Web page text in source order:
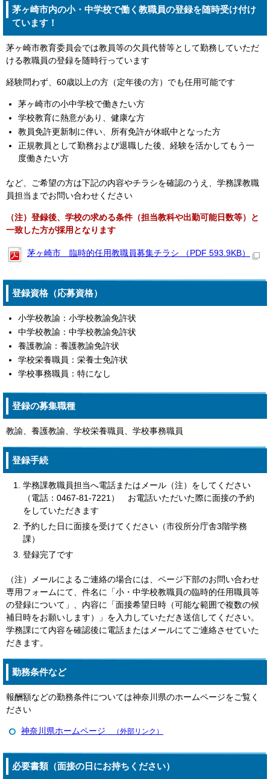
茅ヶ崎市内の小・中学校で働く教職員の登録を随時受け付け
ています！
茅ヶ崎市教育委員会では教員等の欠員代替等として勤務していただ
ける教職員の登録を随時行っています
経験問わず、60歳以上の方（定年後の方）でも任用可能です
茅ヶ崎市の小中学校で働きたい方
学校教育に熱意があり、健康な方
教員免許更新制に伴い、所有免許が休眠中となった方
正規教員として勤務および退職した後、経験を活かしてもう一
度働きたい方
など、ご希望の方は下記の内容やチラシを確認のうえ、学務課教職
員担当までお問い合わせください
（注）登録後、学校の求める条件（担当教科や出勤可能日数等）と
一致した方が採用となります
茅ヶ崎市 臨時的任用教職員募集チラシ （PDF 593.9KB）
登録資格（応募資格）
小学校教諭：小学校教諭免許状
中学校教諭：中学校教諭免許状
養護教諭：養護教諭免許状
学校栄養職員：栄養士免許状
学校事務職員：特になし
登録の募集職種
教諭、養護教諭、学校栄養職員、学校事務職員
登録手続
学務課教職員担当へ電話またはメール（注）をしてください
（電話：0467-81-7221） お電話いただいた際に面接の予約
をしていただきます
予約した日に面接を受けてください（市役所分庁舎3階学務
課）
登録完了です
（注）メールによるご連絡の場合には、ページ下部のお問い合わせ
専用フォームにて、件名に「小・中学校教職員の臨時的任用職員等
の登録について」、内容に「面接希望日時（可能な範囲で複数の候
補日時をお願いします）」を入力していただき送信してください。
学務課にて内容を確認後に電話またはメールにてご連絡させていた
だきます。
勤務条件など
報酬額などの勤務条件については神奈川県のホームページをご覧く
ださい
神奈川県ホームページ （外部リンク）
必要書類（面接の日にお持ちください）